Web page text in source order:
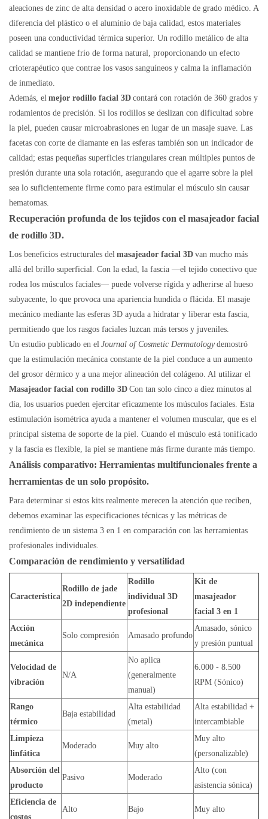
aleaciones de zinc de alta densidad o acero inoxidable de grado médico. A
diferencia del plástico o el aluminio de baja calidad, estos materiales
poseen una conductividad térmica superior. Un rodillo metálico de alta
calidad se mantiene frío de forma natural, proporcionando un efecto
crioterapéutico que contrae los vasos sanguíneos y calma la inflamación
de inmediato.
Además, el mejor rodillo facial 3D contará con rotación de 360 ​​grados y
rodamientos de precisión. Si los rodillos se deslizan con dificultad sobre
la piel, pueden causar microabrasiones en lugar de un masaje suave. Las
facetas con corte de diamante en las esferas también son un indicador de
calidad; estas pequeñas superficies triangulares crean múltiples puntos de
presión durante una sola rotación, asegurando que el agarre sobre la piel
sea lo suficientemente firme como para estimular el músculo sin causar
hematomas.
Recuperación profunda de los tejidos con el masajeador facial
de rodillo 3D.
Los beneficios estructurales del masajeador facial 3D van mucho más
allá del brillo superficial. Con la edad, la fascia —el tejido conectivo que
rodea los músculos faciales— puede volverse rígida y adherirse al hueso
subyacente, lo que provoca una apariencia hundida o flácida. El masaje
mecánico mediante las esferas 3D ayuda a hidratar y liberar esta fascia,
permitiendo que los rasgos faciales luzcan más tersos y juveniles.
Un estudio publicado en el Journal of Cosmetic Dermatology demostró
que la estimulación mecánica constante de la piel conduce a un aumento
del grosor dérmico y a una mejor alineación del colágeno. Al utilizar el
Masajeador facial con rodillo 3D Con tan solo cinco a diez minutos al
día, los usuarios pueden ejercitar eficazmente los músculos faciales. Esta
estimulación isométrica ayuda a mantener el volumen muscular, que es el
principal sistema de soporte de la piel. Cuando el músculo está tonificado
y la fascia es flexible, la piel se mantiene más firme durante más tiempo.
Análisis comparativo: Herramientas multifuncionales frente a
herramientas de un solo propósito.
Para determinar si estos kits realmente merecen la atención que reciben,
debemos examinar las especificaciones técnicas y las métricas de
rendimiento de un sistema 3 en 1 en comparación con las herramientas
profesionales individuales.
Comparación de rendimiento y versatilidad
Característica
Rodillo de jade
2D independiente
Rodillo
individual 3D
profesional
Kit de
masajeador
facial 3 en 1
Acción
mecánica
Solo compresión Amasado profundo
Amasado, sónico
y presión puntual
Velocidad de
vibración
N/A
No aplica
(generalmente
manual)
6.000 - 8.500
RPM (Sónico)
Rango
térmico
Baja estabilidad
Alta estabilidad
(metal)
Alta estabilidad +
intercambiable
Limpieza
linfática
Moderado Muy alto
Muy alto
(personalizable)
Absorción del
producto
Pasivo Moderado
Alto (con
asistencia sónica)
Eficiencia de
costos
Alto Bajo Muy alto